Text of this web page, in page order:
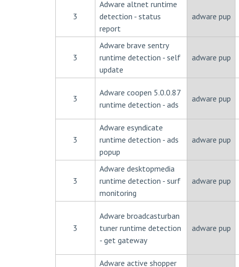
3
Adware altnet runtime
detection - status
report
adware pup
3
Adware brave sentry
runtime detection - self
update
adware pup
3
Adware coopen 5.0.0.87
runtime detection - ads
adware pup
3
Adware esyndicate
runtime detection - ads
popup
adware pup
3
Adware desktopmedia
runtime detection - surf
monitoring
adware pup
3
Adware broadcasturban
tuner runtime detection
- get gateway
adware pup
Adware active shopper